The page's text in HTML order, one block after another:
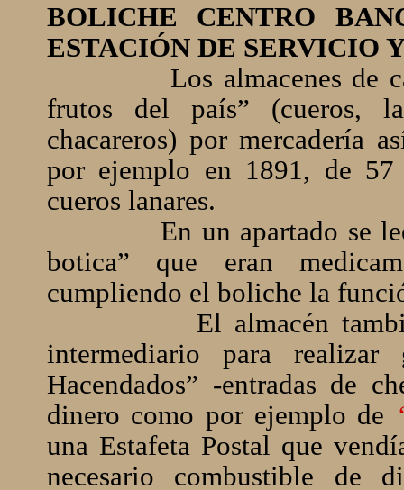
BOLICHE CENTRO
ESTACIÓN DE SERVICIO
Los almacenes de
frutos del país” (cueros,
chacareros) por mercadería
por ejemplo en 1891, de
cueros lanares.
En un apartado se
botica” que eran
cumpliendo el boliche la
El almacén
intermediario para
Hacendados” -entradas de
dinero como por ejemplo de
una Estafeta Postal que
necesario combustible de